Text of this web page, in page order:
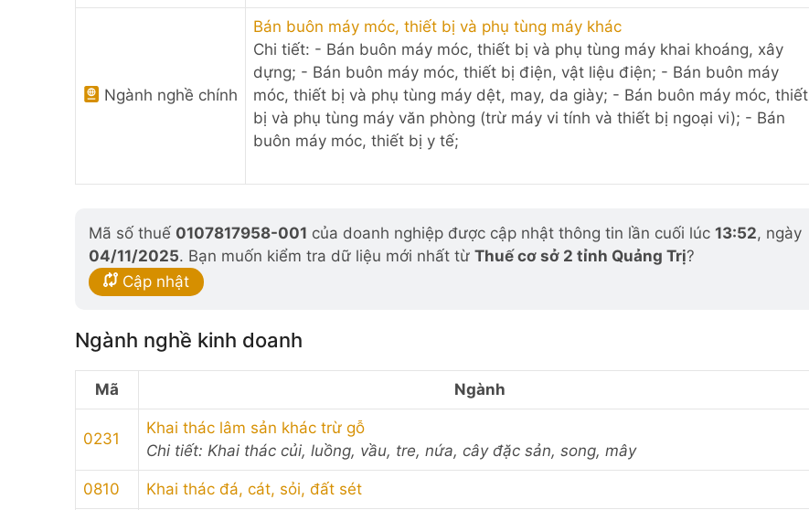
Ngành nghề chính
Bán buôn máy móc, thiết bị và phụ tùng máy khác
Chi tiết: - Bán buôn máy móc, thiết bị và phụ tùng máy khai khoáng, xây
dựng; - Bán buôn máy móc, thiết bị điện, vật liệu điện; - Bán buôn máy
móc, thiết bị và phụ tùng máy dệt, may, da giày; - Bán buôn máy móc, thiết
bị và phụ tùng máy văn phòng (trừ máy vi tính và thiết bị ngoại vi); - Bán
buôn máy móc, thiết bị y tế;
Mã số thuế 0107817958-001 của doanh nghiệp được cập nhật thông tin lần cuối lúc 13:52, ngày
04/11/2025. Bạn muốn kiểm tra dữ liệu mới nhất từ Thuế cơ sở 2 tỉnh Quảng Trị?
Cập nhật
Ngành nghề kinh doanh
Mã Ngành
0231
Khai thác lâm sản khác trừ gỗ
Chi tiết: Khai thác củi, luồng, vầu, tre, nứa, cây đặc sản, song, mây
0810 Khai thác đá, cát, sỏi, đất sét